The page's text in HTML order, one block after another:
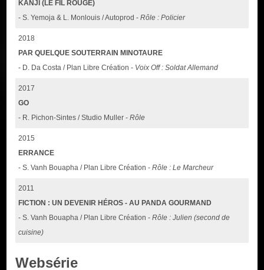
KANJI (LE FIL ROUGE)
- S. Yemoja & L. Monlouis / Autoprod -Rôle : Policier
2018
PAR QUELQUE SOUTERRAIN MINOTAURE
- D. Da Costa / Plan Libre Création - Voix Off : Soldat Allemand
2017
GO
- R. Pichon-Sintes / Studio Muller -Rôle
2015
ERRANCE
- S. Vanh Bouapha / Plan Libre Création -Rôle : Le Marcheur
2011
FICTION : UN DEVENIR HÉROS - AU PANDA GOURMAND
- S. Vanh Bouapha / Plan Libre Création -Rôle : Julien (second de
cuisine)
Websérie